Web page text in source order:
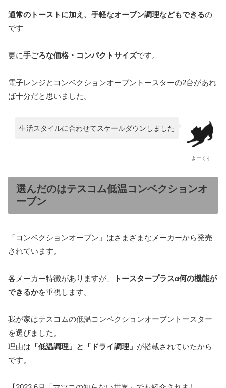
通常のトーストに加え、手軽なオーブン調理などもできるの
です
更に手ごろな価格・コンパクトサイズです。
電子レンジとコンベクションオーブントースターの2台があれ
ば十分だと思いました。
よーくす
生活スタイルに合わせてスケールダウンしました
選んだのはテスコム低温コンベクションオ
ーブン
「コンベクションオーブン」はさまざまなメーカーから発売
されています。
各メーカー特徴がありますが、
トースタープラスα何の機能が
できるかを重視します。
我が家はテスコムの低温コンベクションオーブントースター
を選びました。
理由は 「低温調理」と「ドライ調理」 が搭載されていたから
です。